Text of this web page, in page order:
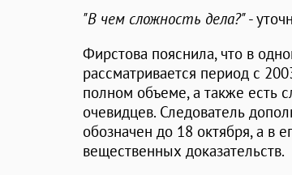
"В чем сложность дела?"-
Фирстова пояснила, что в
рассматривается период с
полном объеме, а также есть
очевидцев. Следователь
обозначен до 18 октября, а в
вещественных доказательств.